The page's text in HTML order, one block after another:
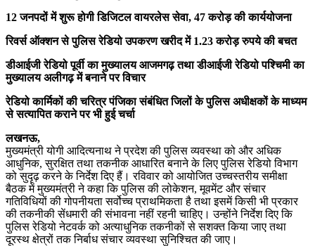
12 जनपदों में शुरू होगी डिजिटल वायरलेस सेवा, 47 करोड़ की कार्ययोजना
रिवर्स ऑक्शन से पुलिस रेडियो उपकरण खरीद में 1.23 करोड़ रुपये की बचत
डीआईजी रेडियो पूर्वी का मुख्यालय आजमगढ़ तथा डीआईजी रेडियो पश्चिमी का
मुख्यालय अलीगढ़ में बनाने पर विचार
रेडियो कार्मिकों की चरित्र पंजिका संबंधित जिलों के पुलिस अधीक्षकों के माध्यम
से सत्यापित कराने पर भी हुई चर्चा
लखनऊ,
मुख्यमंत्री योगी आदित्यनाथ ने प्रदेश की पुलिस व्यवस्था को और अधिक
आधुनिक, सुरक्षित तथा तकनीक आधारित बनाने के लिए पुलिस रेडियो विभाग
को सुदृढ़ करने के निर्देश दिए हैं। रविवार को आयोजित उच्चस्तरीय समीक्षा
बैठक में मुख्यमंत्री ने कहा कि पुलिस की लोकेशन, मूवमेंट और संचार
गतिविधियों की गोपनीयता सर्वोच्च प्राथमिकता है तथा इसमें किसी भी प्रकार
की तकनीकी सेंधमारी की संभावना नहीं रहनी चाहिए। उन्होंने निर्देश दिए कि
पुलिस रेडियो नेटवर्क को अत्याधुनिक तकनीकों से सशक्त किया जाए तथा
दूरस्थ क्षेत्रों तक निर्बाध संचार व्यवस्था सुनिश्चित की जाए।